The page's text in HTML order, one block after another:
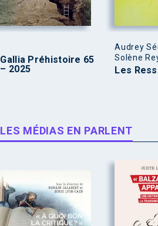
Gallia Préhistoire 65
– 2025
Audrey
Solène
Les
LES MÉDIAS EN PARLENT